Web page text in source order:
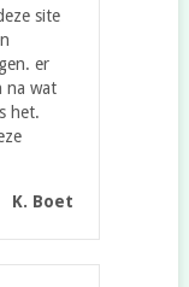
site
er
na wat
het.
K. Boet